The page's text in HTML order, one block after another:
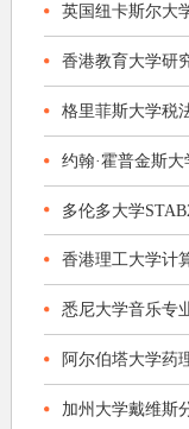
英国纽卡斯尔大
香港教育大学研
格里菲斯大学税
约翰·霍普金斯大
多伦多大学
香港理工大学计
悉尼大学音乐专
阿尔伯塔大学药
加州大学戴维斯